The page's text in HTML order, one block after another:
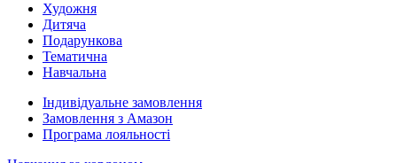
Художня
Дитяча
Подарункова
Тематична
Навчальна
Індивідуальне замовлення
Замовлення з Амазон
Програма лояльності